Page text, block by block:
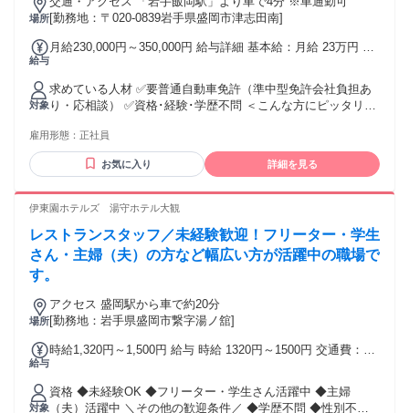
場所[勤務地：〒020-0839岩手県盛岡市津志田南]
給与
月給230,000円～350,000円 給与詳細 基本給：月給 23万円 〜
れる通勤・皆勤・家族手当金額：なし 全員に一律で支払われ
るその他手当金額：なし ※スキル、経験、年齢を考慮の上、
規定に則り決定。 ※前職給与の考慮あり ◆賞与（7月、12
月） ◆定期昇給年1度 ※別途、成績により期末賞与あり（直
族・地域・役職・技術・超過勤） ◆各個人・各部署には毎年
業績表彰と報奨金あり
対象
求めている人材 ✅要普通自動車免許（準中型免許会社負担あ
り・応相談） ✅資格･経験･学歴不問 ＜こんな方にピッタリ＞
ンジすることが好きな方 ⭐自ら考え、積極的に業務に取り組
める方 ⭐人をまとめたり、コミュニケーション力がある方 ⭐
臨機応変に対応できる方 ＜活かせるスキル＞ ◇基本的なPC
づくり、自己表現 ＼✨こんな方におすすめ✨／ ★ルーティー
い方 ★人に喜んでもらうのが好きな方 年齢の条件と理由：あ
り（例外事由3号のイ・35歳以下（長期勤続によるキャリア形
雇用形態： 正社員
お気に入り 詳細を見る
伊東園ホテルズ 湯守ホテル大観
レストランスタッフ／未経験歓迎！フリーター・学生
さん・主婦（夫）の方など幅広い方が活躍中の職場で
す。
場所
アクセス 盛岡駅から車で約20分
[勤務地：岩手県盛岡市繋字湯ノ舘]
給与
時給1,320円～1,500円 給与 時給 1320円～1500円 交通費：交
リン代規程支給、駐車場有）
対象
資格 ◆未経験OK ◆フリーター・学生さん活躍中 ◆主婦
（夫）活躍中 ＼その他の歓迎条件／ ◆学歴不問 ◆性別不問